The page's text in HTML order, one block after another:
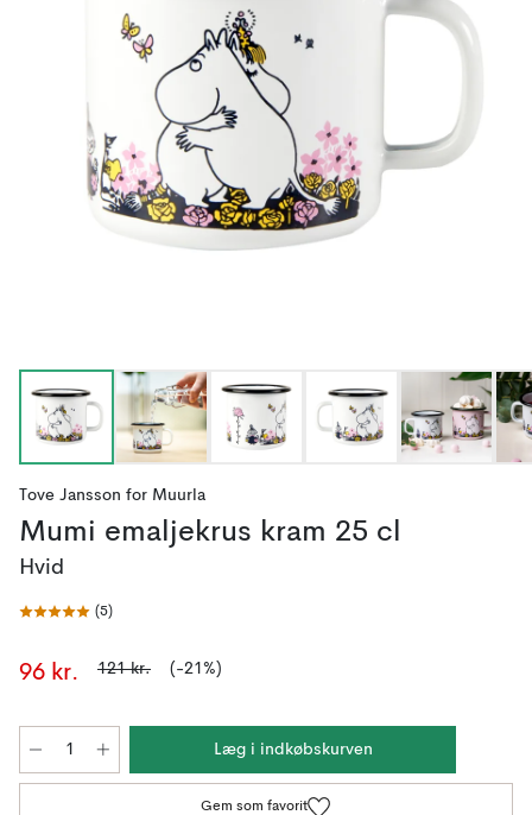
Tove Jansson for Muurla
Mumi emaljekrus kram 25 cl
Hvid
(5)
96 kr. 121 kr. (-21%)
Læg i indkøbskurven
Gem som favorit